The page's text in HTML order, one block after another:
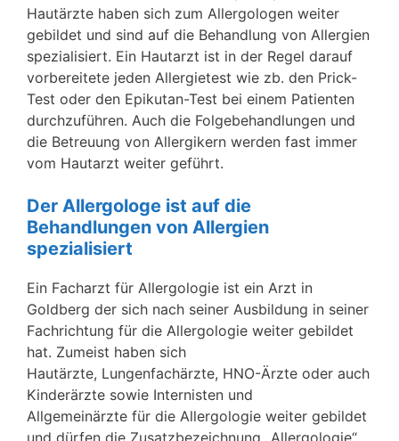
Hautärzte haben sich zum Allergologen weiter
gebildet und sind auf die Behandlung von Allergien
spezialisiert. Ein Hautarzt ist in der Regel darauf
vorbereitete jeden Allergietest wie zb. den Prick-
Test oder den Epikutan-Test bei einem Patienten
durchzuführen. Auch die Folgebehandlungen und
die Betreuung von Allergikern werden fast immer
vom Hautarzt weiter geführt.
Der Allergologe ist auf die
Behandlungen von Allergien
spezialisiert
Ein Facharzt für Allergologie ist ein Arzt in
Goldberg der sich nach seiner Ausbildung in seiner
Fachrichtung für die Allergologie weiter gebildet
hat. Zumeist haben sich
Hautärzte, Lungenfachärzte, HNO-Ärzte oder auch
Kinderärzte sowie Internisten und
Allgemeinärzte für die Allergologie weiter gebildet